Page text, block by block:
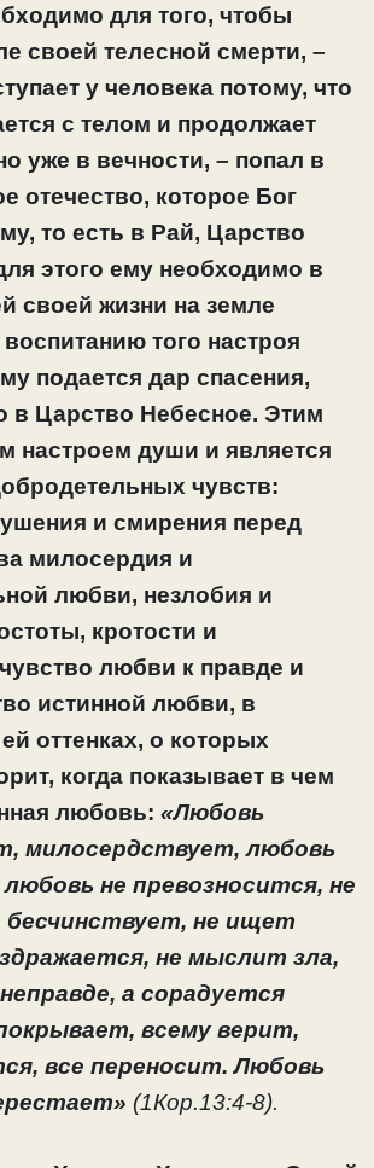
для того, чтобы
своей телесной смерти, –
у человека потому, что
с телом и продолжает
уже в вечности, – попал в
отечество, которое Бог
то есть в Рай, Царство
этого ему необходимо в
своей жизни на земле
того настроя
подается дар спасения,
в Царство Небесное. Этим
настроем души и является
чувств:
и смирения перед
милосердия и
любви, незлобия и
кротости и
любви к правде и
истинной любви, в
оттенках, о которых
когда показывает в чем
любовь: «Любовь
милосердствует, любовь
не превозносится, не
бесчинствует, не ищет
не мыслит зла,
а сорадуется
всему верит,
все переносит. Любовь
(1Кор.13:4-8).